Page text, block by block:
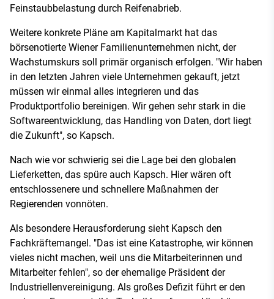
Feinstaubbelastung durch Reifenabrieb.
Weitere konkrete Pläne am Kapitalmarkt hat das
börsenotierte Wiener Familienunternehmen nicht, der
Wachstumskurs soll primär organisch erfolgen. "Wir haben
in den letzten Jahren viele Unternehmen gekauft, jetzt
müssen wir einmal alles integrieren und das
Produktportfolio bereinigen. Wir gehen sehr stark in die
Softwareentwicklung, das Handling von Daten, dort liegt
die Zukunft", so Kapsch.
Nach wie vor schwierig sei die Lage bei den globalen
Lieferketten, das spüre auch Kapsch. Hier wären oft
entschlossenere und schnellere Maßnahmen der
Regierenden vonnöten.
Als besondere Herausforderung sieht Kapsch den
Fachkräftemangel. "Das ist eine Katastrophe, wir können
vieles nicht machen, weil uns die Mitarbeiterinnen und
Mitarbeiter fehlen", so der ehemalige Präsident der
Industriellenvereinigung. Als großes Defizit führt er den